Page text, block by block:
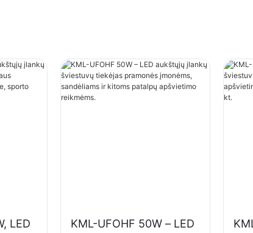
LED
KML-UFOHF 50W – LED